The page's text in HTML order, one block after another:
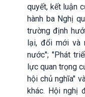
quyết, kết luận
hành ba Nghị
trường định
lại, đổi mới và
nước"; "Phát
lực quan trọng
hội chủ nghĩa"
khác. Hội nghị